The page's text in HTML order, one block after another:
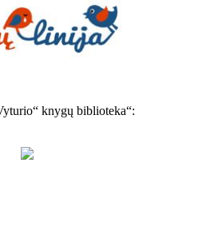
knygų biblioteka“: